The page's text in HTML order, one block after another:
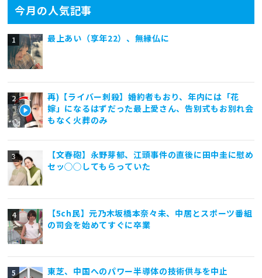
今月の人気記事
最上あい（享年22）、無縁仏に
再)【ライバー刺殺】婚約者もおり、年内には「花
嫁」になるはずだった最上愛さん、告別式もお別れ会
もなく火葬のみ
【文春砲】永野芽郁、江頭事件の直後に田中圭に慰め
セッ◯◯してもらっていた
【5ch民】元乃木坂橋本奈々未、中居とスポーツ番組
の司会を始めてすぐに卒業
東芝、中国へのパワー半導体の技術供与を中止